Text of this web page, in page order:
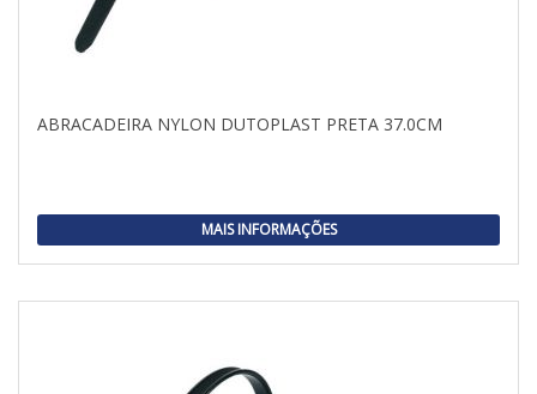
ABRACADEIRA NYLON DUTOPLAST PRETA 37.0CM
MAIS INFORMAÇÕES